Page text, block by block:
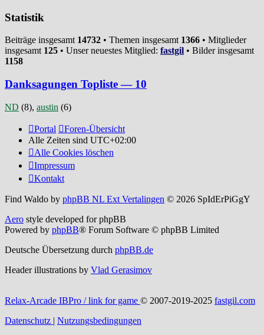
Statistik
Beiträge insgesamt 14732 • Themen insgesamt 1366 • Mitglieder
insgesamt 125 • Unser neuestes Mitglied: fastgil • Bilder insgesamt
1158
Danksagungen Topliste — 10
ND (8), austin (6)
Portal
Foren-Übersicht
Alle Zeiten sind UTC+02:00
Alle Cookies löschen
Impressum
Kontakt
Find Waldo by phpBB NL Ext Vertalingen © 2026 SpIdErPiGgY
Aero style developed for phpBB
Powered by phpBB® Forum Software © phpBB Limited
Deutsche Übersetzung durch phpBB.de
Header illustrations by Vlad Gerasimov
Relax-Arcade IBPro / link for game © 2007-2019-2025 fastgil.com
Datenschutz | Nutzungsbedingungen